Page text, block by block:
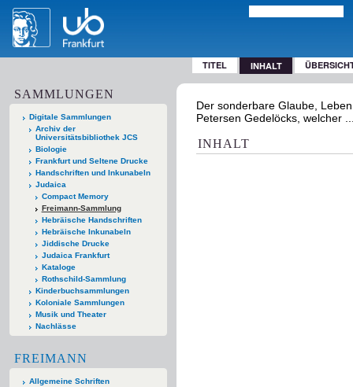
TITEL INHALT
SAMMLUNGEN
Digitale Sammlungen
Archiv der
Universitätsbibliothek JCS
Biologie
Frankfurt und Seltene Drucke
Handschriften und Inkunabeln
Judaica
Compact Memory
Freimann-Sammlung
Hebräische Handschriften
Hebräische Inkunabeln
Jiddische Drucke
Judaica Frankfurt
Kataloge
Rothschild-Sammlung
Kinderbuchsammlungen
Koloniale Sammlungen
Musik und Theater
Nachlässe
FREIMANN
Allgemeine Schriften
Der sonderbare Glaube,
Petersen Gedelöcks, welcher
INHALT